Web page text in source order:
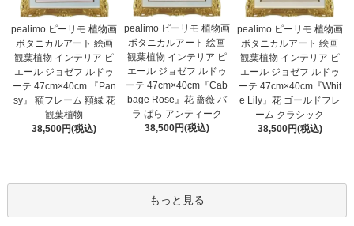
pealimo ピーリモ 植物画
ボタニカルアート 絵画
観葉植物 インテリア ピ
エール ジョゼフ ルドゥ
ーテ 47cm×40cm 『Pan
sy』 額フレーム 額縁 花
観葉植物
38,500円(税込)
pealimo ピーリモ 植物画
ボタニカルアート 絵画
観葉植物 インテリア ピ
エール ジョゼフ ルドゥ
ーテ 47cm×40cm『Cab
bage Rose』花 薔薇 バ
ラ ばら アンティーク
38,500円(税込)
pealimo ピーリモ 植物画
ボタニカルアート 絵画
観葉植物 インテリア ピ
エール ジョゼフ ルドゥ
ーテ 47cm×40cm『Whit
e Lily』花 ゴールドフレ
ーム クラシック
38,500円(税込)
もっと見る